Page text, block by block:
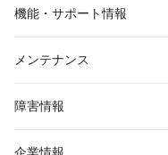
機能・サポート情報
メンテナンス
障害情報
企業情報